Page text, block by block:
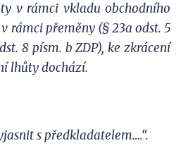
v rámci vkladu obchodního
rámci přeměny (§ 23a odst. 5
8 písm. b ZDP), ke zkrácení
lhůty dochází.
s předkladatelem….“.